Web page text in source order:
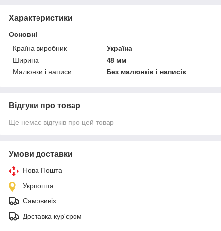
Характеристики
Основні
Країна виробник
Україна
Ширина
48 мм
Малюнки і написи
Без малюнків і написів
Відгуки про товар
Ще немає відгуків про цей товар
Умови доставки
Нова Пошта
Укрпошта
Самовивіз
Доставка кур'єром